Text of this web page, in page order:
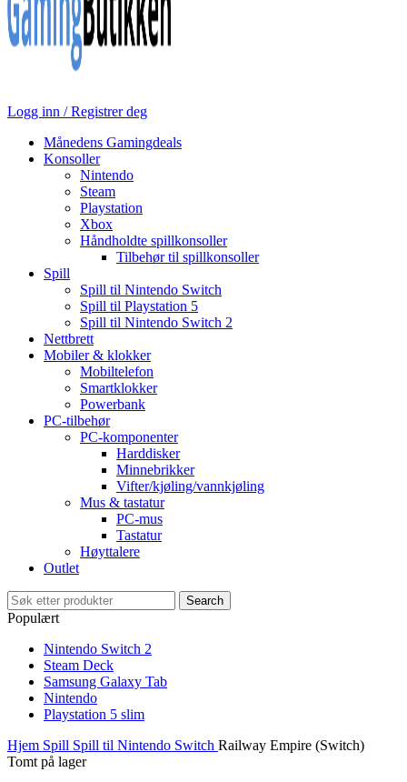
Logg inn / Registrer deg
Månedens Gamingdeals
Konsoller
Nintendo
Steam
Playstation
Xbox
Håndholdte spillkonsoller
Tilbehør til spillkonsoller
Spill
Spill til Nintendo Switch
Spill til Playstation 5
Spill til Nintendo Switch 2
Nettbrett
Mobiler & klokker
Mobiltelefon
Smartklokker
Powerbank
PC-tilbehør
PC-komponenter
Harddisker
Minnebrikker
Vifter/kjøling/vannkjøling
Mus & tastatur
PC-mus
Tastatur
Høyttalere
Outlet
Search
Populært
Nintendo Switch 2
Steam Deck
Samsung Galaxy Tab
Nintendo
Playstation 5 slim
Hjem Spill Spill til Nintendo Switch Railway Empire (Switch)
Tomt på lager